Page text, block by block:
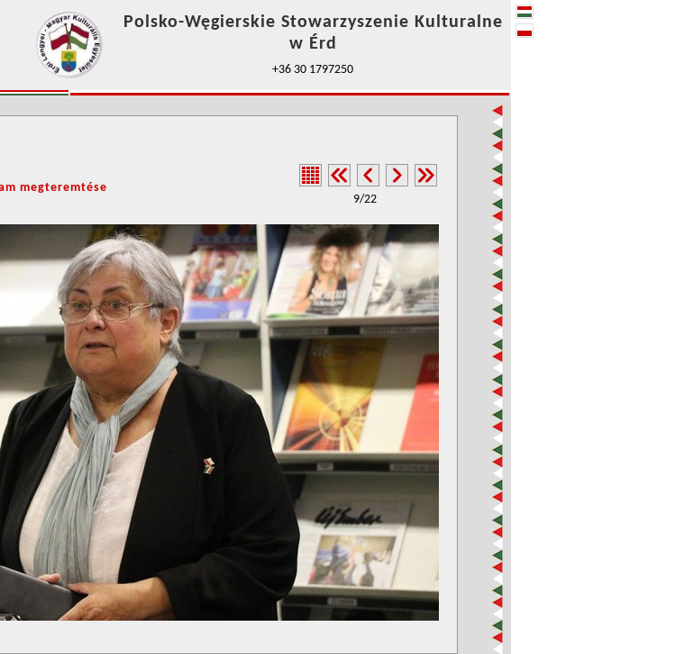
Polsko-Węgierskie Stowarzyszenie Kulturalne
w Érd
+36 30 1797250
megteremtése
9/22